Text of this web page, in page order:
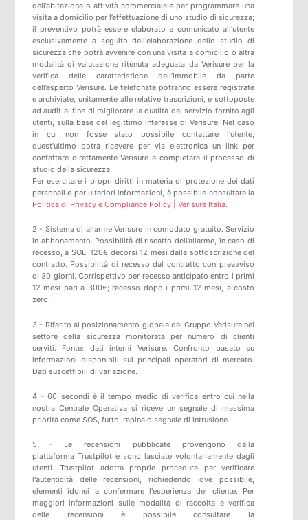
dell’abitazione o attività commerciale e per programmare una
visita a domicilio per l’effettuazione di uno studio di sicurezza;
il preventivo potrà essere elaborato e comunicato all’utente
esclusivamente a seguito dell'elaborazione dello studio di
sicurezza che potrà avvenire con una visita a domicilio o altra
modalità di valutazione ritenuta adeguata da Verisure per la
verifica delle caratteristiche dell’immobile da parte
dell’esperto Verisure. Le telefonate potranno essere registrate
e archiviate, unitamente alle relative trascrizioni, e sottoposte
ad audit al fine di migliorare la qualità del servizio fornito agli
utenti, sulla base del legittimo interesse di Verisure. Nel caso
in cui non fosse stato possibile contattare l’utente,
quest’ultimo potrà ricevere per via elettronica un link per
contattare direttamente Verisure e completare il processo di
studio della sicurezza.
Per esercitare i propri diritti in materia di protezione dei dati
personali e per ulteriori informazioni, è possibile consultare la
Politica di Privacy e Compliance Policy | Verisure Italia.
2 - Sistema di allarme Verisure in comodato gratuito. Servizio
in abbonamento. Possibilità di riscatto dell’allarme, in caso di
recesso, a SOLI 120€ decorsi 12 mesi dalla sottoscrizione del
contratto. Possibilità di recesso dal contratto con preavviso
di 30 giorni. Corrispettivo per recesso anticipato entro i primi
12 mesi pari a 300€; recesso dopo i primi 12 mesi, a costo
zero.
3 - Riferito al posizionamento globale del Gruppo Verisure nel
settore della sicurezza monitorata per numero di clienti
serviti. Fonte: dati interni Verisure. Confronto basato su
informazioni disponibili sui principali operatori di mercato.
Dati suscettibili di variazione.
4 - 60 secondi è il tempo medio di verifica entro cui nella
nostra Centrale Operativa si riceve un segnale di massima
priorità come SOS, furto, rapina o segnale di intrusione.
5 - Le recensioni pubblicate provengono dalla
piattaforma Trustpilote sono lasciate volontariamente dagli
utenti.Trustpilot adotta proprie procedure per verificare
l'autenticità delle recensioni, richiedendo, ove possibile,
elementi idonei a confermare l'esperienza del cliente. Per
maggiori informazioni sulle modalità di raccolta e verifica
delle recensioni è possibile consultarela